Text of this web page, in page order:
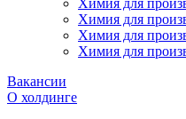
Химия для
Химия для
Химия для
Химия для
Вакансии
О холдинге